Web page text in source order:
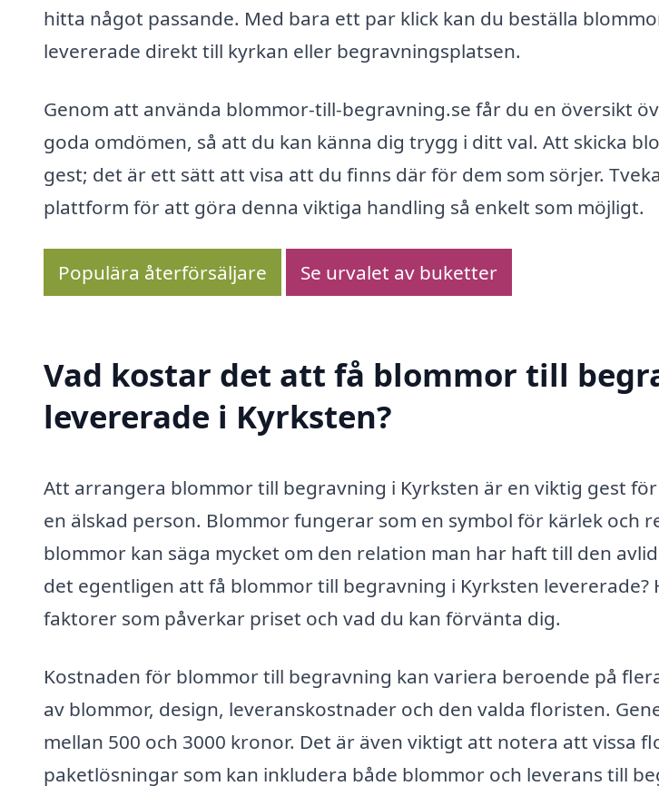
hitta något passande. Med bara ett par klick kan du beställa
levererade direkt till kyrkan eller begravningsplatsen.
Genom att använda blommor-till-begravning.se får du en översikt
goda omdömen, så att du kan känna dig trygg i ditt val. Att skicka
gest; det är ett sätt att visa att du finns där för dem som sörjer.
plattform för att göra denna viktiga handling så enkelt som möjligt.
Populära återförsäljare Se urvalet av buketter
Vad kostar det att få blommor till
levererade i Kyrksten?
Att arrangera blommor till begravning i Kyrksten är en viktig gest
en älskad person. Blommor fungerar som en symbol för kärlek och
blommor kan säga mycket om den relation man har haft till den
det egentligen att få blommor till begravning i Kyrksten levererade?
faktorer som påverkar priset och vad du kan förvänta dig.
Kostnaden för blommor till begravning kan variera beroende på
av blommor, design, leveranskostnader och den valda floristen.
mellan 500 och 3000 kronor. Det är även viktigt att notera att vissa
paketlösningar som kan inkludera både blommor och leverans till